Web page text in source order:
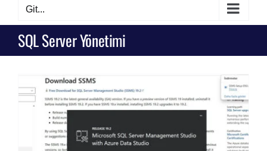
Git...
SQL Server Yönetimi